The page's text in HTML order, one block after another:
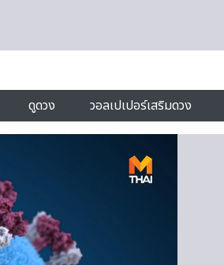
ดูดวง วอลเปเปอร์เสริมดวง